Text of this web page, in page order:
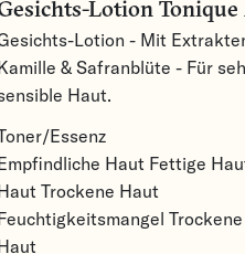
Lotion Tonique
Lotion - Mit
& Safranblüte - Für
Haut.
Essenz
Haut Fettige
Trockene Haut